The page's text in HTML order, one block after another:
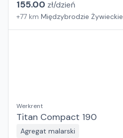
155.00 zł/dzień
+77 km Międzybrodzie Żywieckie
Werkrent
Titan Compact 190
Agregat malarski